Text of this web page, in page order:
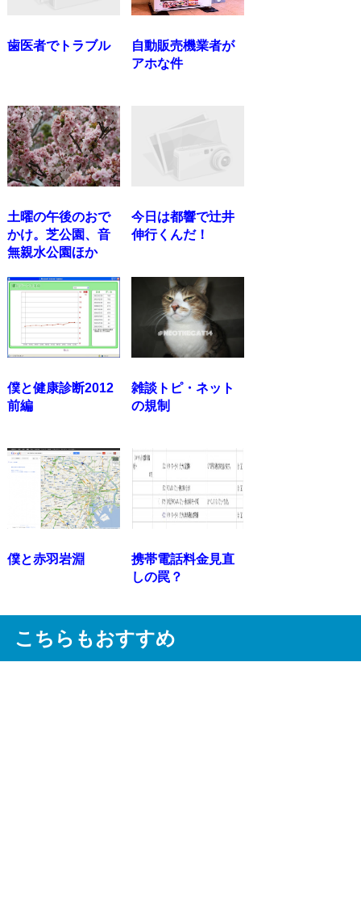
歯医者でトラブル
自動販売機業者が
アホな件
土曜の午後のおで
かけ。芝公園、音
無親水公園ほか
今日は都響で辻井
伸行くんだ！
僕と健康診断2012
前編
雑談トピ・ネット
の規制
僕と赤羽岩淵
携帯電話料金見直
しの罠？
こちらもおすすめ